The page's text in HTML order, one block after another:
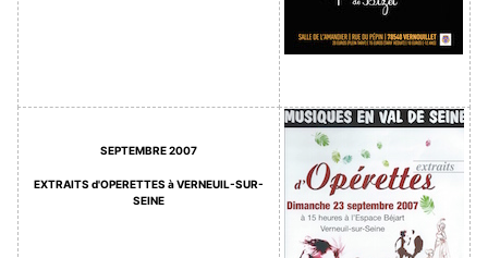
SEPTEMBRE 2007
EXTRAITS d'OPERETTES à VERNEUIL-SUR-
SEINE